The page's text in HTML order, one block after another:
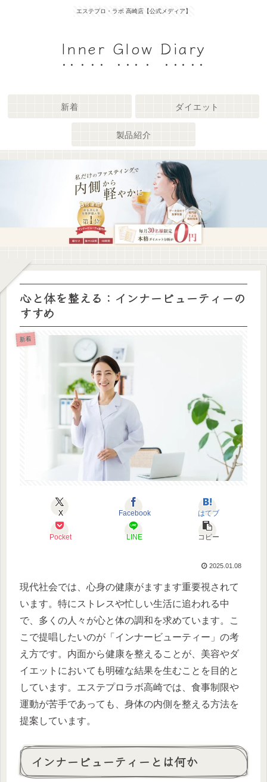
エステプロ・ラボ 高崎店【公式メディア】
Inner Glow Diary
新着 ダイエット
製品紹介
心と体を整える：インナービューティーの
すすめ
新着
X Facebook はてブ
Pocket LINE コピー
2025.01.08
現代社会では、心身の健康がますます重要視されて
います。特にストレスや忙しい生活に追われる中
で、多くの人々が心と体の調和を求めています。こ
こで提唱したいのが「インナービューティー」の考
え方です。内面から健康を整えることが、美容やダ
イエットにおいても明確な結果を生むことを目的と
しています。エステプロラボ高崎では、食事制限や
運動が苦手であっても、身体の内側を整える方法を
提案しています。
インナービューティーとは何か